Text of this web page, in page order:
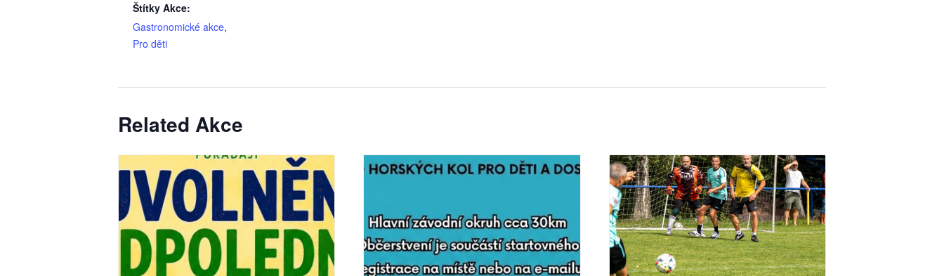
Štítky Akce:
Gastronomické akce,
Pro děti
Related Akce